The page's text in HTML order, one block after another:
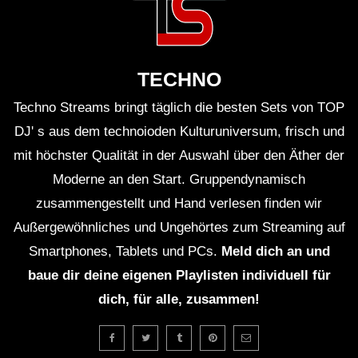
Gleichzeitig lässt sich in diesem Mix ein
professionelles Verständnis von Dynamik beobachten.
verdient. Dazu gehört, dass leise Passagen wirklich
leise sein dürfen. Wer einmal darauf geachtet hat,
erkennt: Die gefühlte Größe eines Drops hängt davon
ab, wie viel Raum ihm vorher gewährt wurde. Lanys
Mixierung – ob am EQ, mit Filtern oder im Layering –
gönnt sich diese Räume. So wirkt das Set nie
komprimiert oder „zugestopft“, sondern atmet.
Im größeren Kontext zeigt der Auftritt, wie lebendig
elektronische Tanzmusik
2020er-typisch funktioniert:
Festivalästhetik pendelnd. Belgien, seit Jahrzehnten ein
TECHNO
Techno Streams bringt täglich die besten Sets von TOP
DJ' s aus dem technoioden Kulturuniversum, frisch und
mit höchster Qualität in der Auswahl über den Äther der
Moderne an den Start. Gruppendynamisch
zusammengestellt und Hand verlesen finden wir
Außergewöhnliches und Ungehörtes zum Streaming auf
Smartphones, Tablets und PCs. Meld dich an und
baue dir deine eigenen Playlisten individuell für
dich, für alle, zusammen!